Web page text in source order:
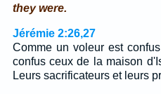
they were.
Jérémie 2:26,27
Comme un voleur est
confus ceux de la maison
Leurs sacrificateurs et leurs